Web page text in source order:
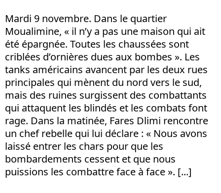
Mardi 9 novembre. Dans le quartier
Moualimine, « il n’y a pas une maison qui ait
été épargnée. Toutes les chaussées sont
criblées d’ornières dues aux bombes ». Les
tanks américains avancent par les deux rues
principales qui mènent du nord vers le sud,
mais des ruines surgissent des combattants
qui attaquent les blindés et les combats font
rage. Dans la matinée, Fares Dlimi rencontre
un chef rebelle qui lui déclare : « Nous avons
laissé entrer les chars pour que les
bombardements cessent et que nous
puissions les combattre face à face ». [...]